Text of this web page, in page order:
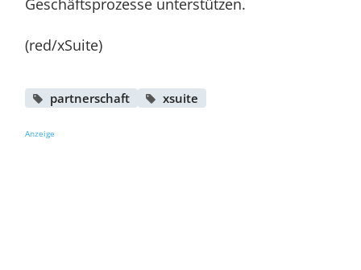
Geschäftsprozesse unterstützen.
(red/xSuite)
partnerschaft xsuite
Anzeige